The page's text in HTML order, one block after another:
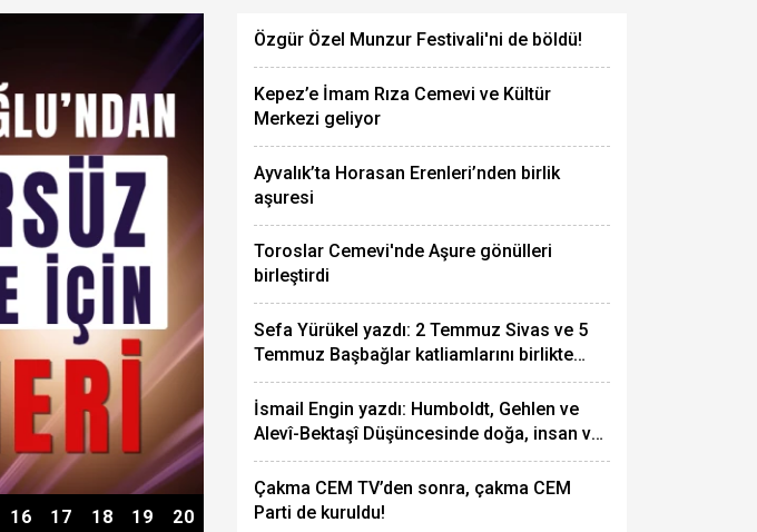
16 17 18 19 20
Özgür Özel Munzur Festivali'ni de böldü!
Kepez’e İmam Rıza Cemevi ve Kültür
Merkezi geliyor
Ayvalık’ta Horasan Erenleri’nden birlik
aşuresi
Toroslar Cemevi'nde Aşure gönülleri
birleştirdi
Sefa Yürükel yazdı: 2 Temmuz Sivas ve 5
Temmuz Başbağlar katliamlarını birlikte
analım
İsmail Engin yazdı: Humboldt, Gehlen ve
Alevî-Bektaşî Düşüncesinde doğa, insan ve
hakikat...
Çakma CEM TV’den sonra, çakma CEM
Parti de kuruldu!